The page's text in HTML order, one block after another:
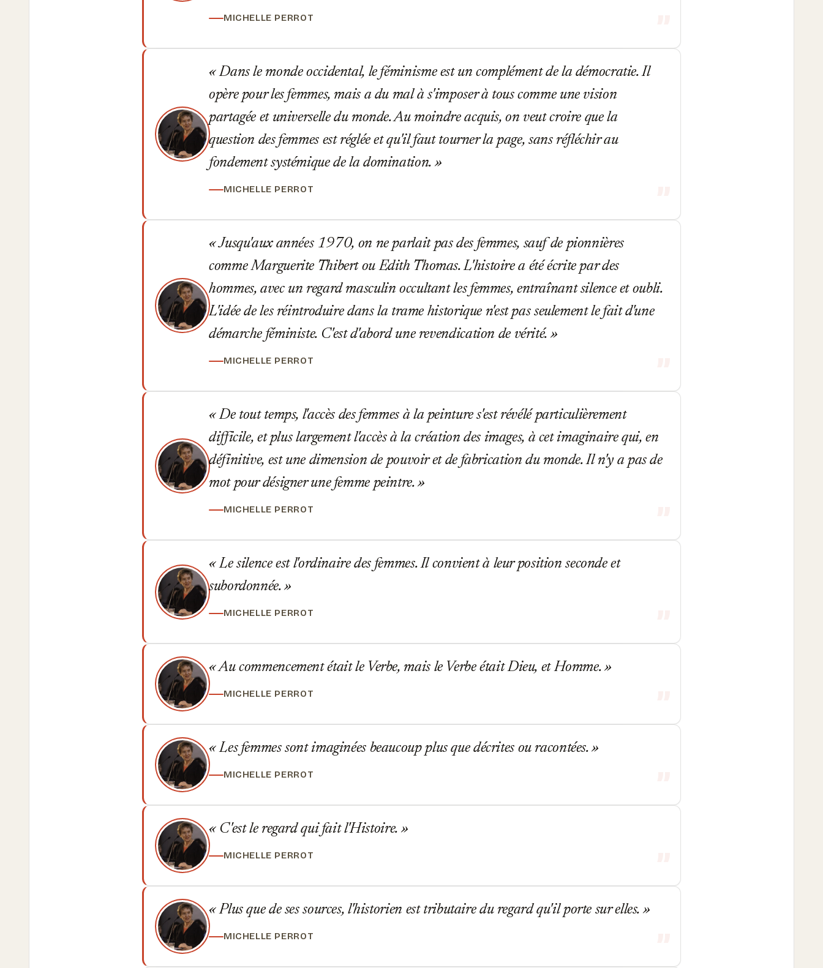
MICHELLE PERROT
Dans le monde occidental, le féminisme est un complément de la démocratie. Il
opère pour les femmes, mais a du mal à s'imposer à tous comme une vision
partagée et universelle du monde. Au moindre acquis, on veut croire que la
question des femmes est réglée et qu'il faut tourner la page, sans réfléchir au
fondement systémique de la domination.
MICHELLE PERROT
Jusqu'aux années 1970, on ne parlait pas des femmes, sauf de pionnières
comme Marguerite Thibert ou Edith Thomas. L'histoire a été écrite par des
hommes, avec un regard masculin occultant les femmes, entraînant silence et oubli.
L'idée de les réintroduire dans la trame historique n'est pas seulement le fait d'une
démarche féministe. C'est d'abord une revendication de vérité.
MICHELLE PERROT
De tout temps, l'accès des femmes à la peinture s'est révélé particulièrement
difficile, et plus largement l'accès à la création des images, à cet imaginaire qui, en
définitive, est une dimension de pouvoir et de fabrication du monde. Il n'y a pas de
mot pour désigner une femme peintre.
MICHELLE PERROT
Le silence est l'ordinaire des femmes. Il convient à leur position seconde et
subordonnée.
MICHELLE PERROT
Au commencement était le Verbe, mais le Verbe était Dieu, et Homme.
MICHELLE PERROT
Les femmes sont imaginées beaucoup plus que décrites ou racontées.
MICHELLE PERROT
C'est le regard qui fait l'Histoire.
MICHELLE PERROT
Plus que de ses sources, l'historien est tributaire du regard qu'il porte sur elles.
MICHELLE PERROT